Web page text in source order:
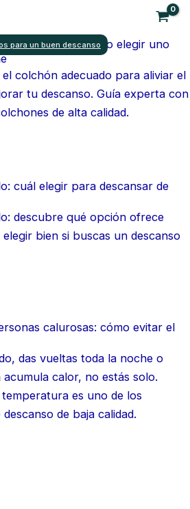
para un buen descanso
de espalda: cómo elegir uno
colchón adecuado para aliviar el
tu descanso. Guía experta con
de alta calidad.
cuál elegir para descansar de
descubre qué opción ofrece
bien si buscas un descanso
calurosas: cómo evitar el
das vueltas toda la noche o
calor, no estás solo.
es uno de los
de baja calidad.